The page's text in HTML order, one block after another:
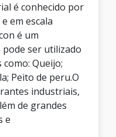
é conhecido por
em escala
é um
ser utilizado
Queijo;
Peito de peru.O
industriais,
de grandes
e